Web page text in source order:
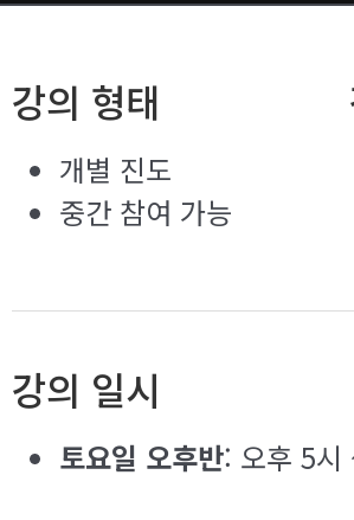
강의 형태
개별 진도
중간 참여 가능
강의 일시
토요일 오후반: 오후 5시